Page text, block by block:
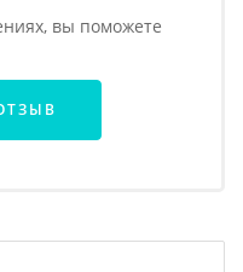
вы поможете